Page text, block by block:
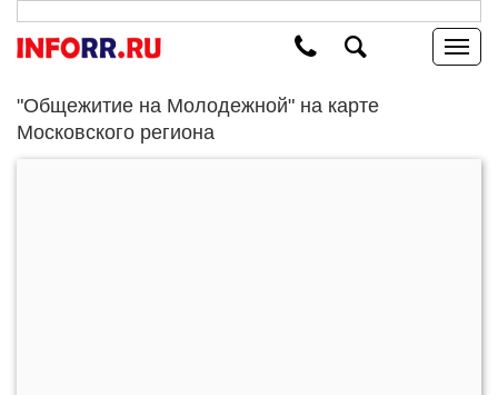
"Общежитие на Молодежной" на карте
Московского региона